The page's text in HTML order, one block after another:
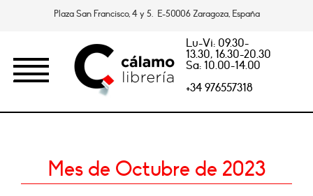
Plaza San Francisco, 4 y 5. E-50006 Zaragoza, España
Lu-Vi: 09.30-
13.30, 16.30-20.30
Sa: 10.00-14.00
+34 976557318
Mes de Octubre de 2023